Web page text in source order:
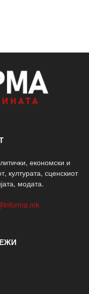
економски и
културата, сценскиот
модата.